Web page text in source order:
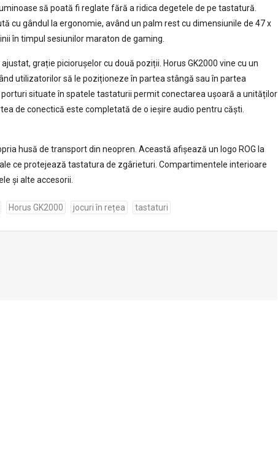
să poată fi reglate fără a ridica degetele de pe tastatură.
cu gândul la ergonomie, având un palm rest cu dimensiunile de 47 x
în timpul sesiunilor maraton de gaming.
grație piciorușelor cu două poziții. Horus GK2000 vine cu un
utilizatorilor să le poziționeze în partea stângă sau în partea
situate în spatele tastaturii permit conectarea ușoară a unităților
de conectică este completată de o ieșire audio pentru căști.
husă de transport din neopren. Această afișează un logo ROG la
ce protejează tastatura de zgârieturi. Compartimentele interioare
și alte accesorii.
Horus GK2000 jocuri în rețea tastaturi